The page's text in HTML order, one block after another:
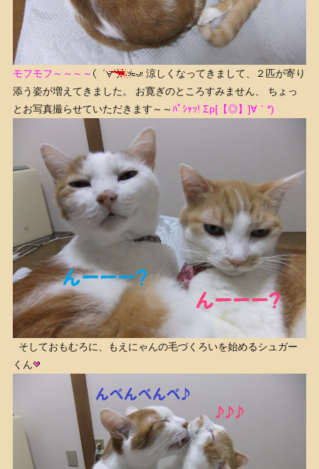
モフモフ～～～～
涼しくなってきまして、２匹が寄り
添う姿が増えてきました。 お寛ぎのところすみません、 ちょっ
とお写真撮らせていただきます～～ﾊﾟｼｬｯ! Σp[【◎】]∀｀*)
そしておもむろに、もえにゃんの毛づくろいを始めるシュガー
くん